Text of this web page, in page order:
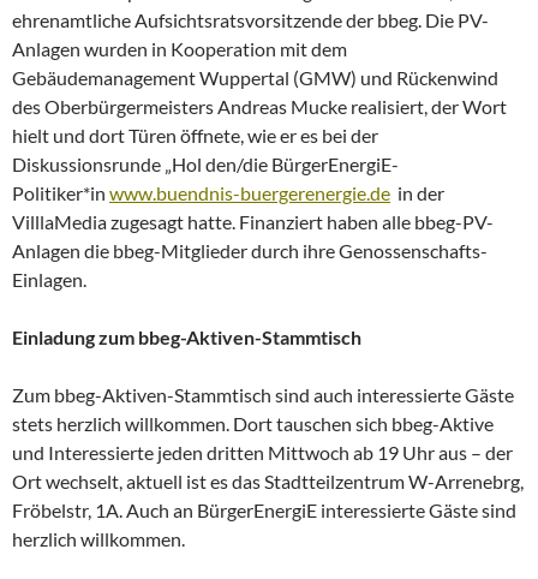
ehrenamtliche Aufsichtsratsvorsitzende der bbeg. Die PV-
Anlagen wurden in Kooperation mit dem
Gebäudemanagement Wuppertal (GMW) und Rückenwind
des Oberbürgermeisters Andreas Mucke realisiert, der Wort
hielt und dort Türen öffnete, wie er es bei der
Diskussionsrunde „Hol den/die BürgerEnergiE-
Politiker*in www.buendnis-buergerenergie.de in der
VilllaMedia zugesagt hatte. Finanziert haben alle bbeg-PV-
Anlagen die bbeg-Mitglieder durch ihre Genossenschafts-
Einlagen.
Einladung zum bbeg-Aktiven-Stammtisch
Zum bbeg-Aktiven-Stammtisch sind auch interessierte Gäste
stets herzlich willkommen. Dort tauschen sich bbeg-Aktive
und Interessierte jeden dritten Mittwoch ab 19 Uhr aus – der
Ort wechselt, aktuell ist es das Stadtteilzentrum W-Arrenebrg,
Fröbelstr, 1A. Auch an BürgerEnergiE interessierte Gäste sind
herzlich willkommen.